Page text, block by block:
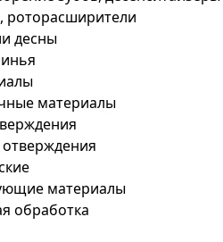
роторасширители
десны
материалы
материалы
обработка